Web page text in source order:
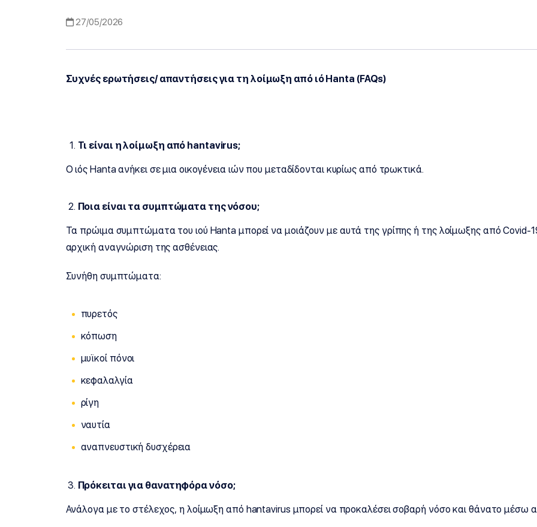
27/05/2026
Συχνές ερωτήσεις/ απαντήσεις για τη λοίμωξη από ιόHanta (FAQs)
Τι είναι η λοίμωξη από hantavirus;
Ο ιός Hanta ανήκει σε μια οικογένεια ιών που μεταδίδονται κυρίως από τρωκτικά.
Ποια είναι τα συμπτώματα της νόσου;
Τα πρώιμα συμπτώματα του ιού Ηanta μπορεί να μοιάζουν με αυτά της γρίπης ή της λοίμωξης από Covid-
αρχική αναγνώριση της ασθένειας.
Συνήθη συμπτώματα:
πυρετός
κόπωση
μυϊκοί πόνοι
κεφαλαλγία
ρίγη
ναυτία
αναπνευστική δυσχέρεια
Πρόκειται για θανατηφόρα νόσο;
Ανάλογα με το στέλεχος, η λοίμωξη από hantavirus μπορεί να προκαλέσει σοβαρή νόσο και θάνατο μέσω